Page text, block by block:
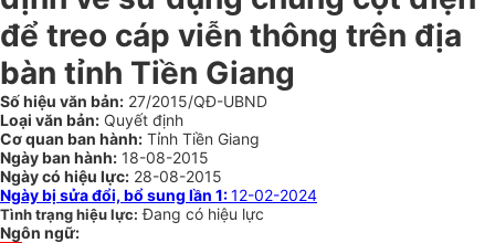
để treo cáp viễn thông trên địa
bàn tỉnh Tiền Giang
Số hiệu văn bản: 27/2015/QĐ-UBND
Loại văn bản: Quyết định
Cơ quan ban hành: Tỉnh Tiền Giang
Ngày ban hành: 18-08-2015
Ngày có hiệu lực: 28-08-2015
Ngày bị sửa đổi, bổ sung lần 1:12-02-2024
Tình trạng hiệu lực: Đang có hiệu lực
Ngôn ngữ: